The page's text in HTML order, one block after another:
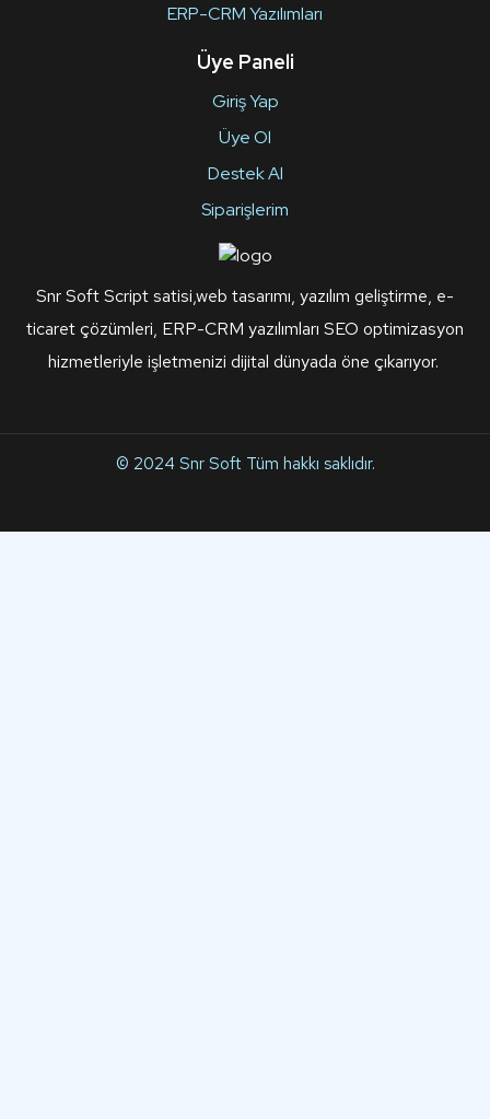
ERP-CRM Yazılımları
Üye Paneli
Giriş Yap
Üye Ol
Destek Al
Siparişlerim
Snr Soft Script satisi,web tasarımı, yazılım geliştirme, e-
ticaret çözümleri, ERP-CRM yazılımları SEO optimizasyon
hizmetleriyle işletmenizi dijital dünyada öne çıkarıyor.
© 2024 Snr Soft Tüm hakkı saklıdır.